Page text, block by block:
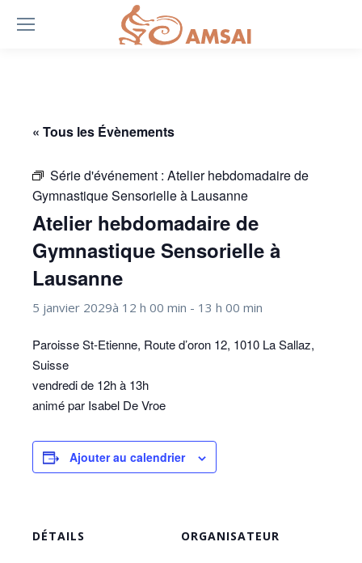
« Tous les Évènements
Série d'événement : Atelier hebdomadaire de
Gymnastique Sensorielle à Lausanne
Atelier hebdomadaire de
Gymnastique Sensorielle à
Lausanne
5 janvier 2029à 12 h 00 min - 13 h 00 min
Paroisse St-Etienne, Route d’oron 12, 1010 La Sallaz,
Suisse
vendredi de 12h à 13h
animé par Isabel De Vroe
Ajouter au calendrier
DÉTAILS ORGANISATEUR